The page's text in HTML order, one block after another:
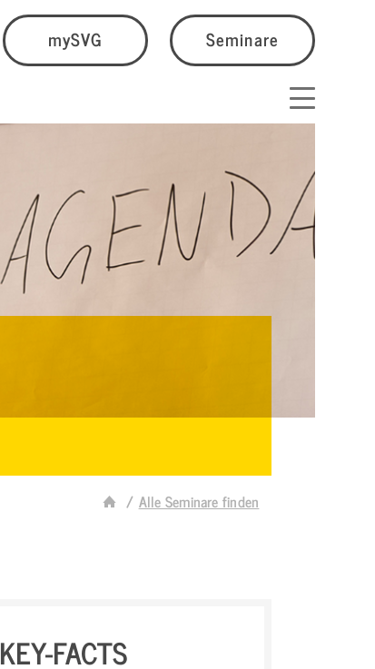
mySVG Seminare
Alle Seminare finden
KEY-FACTS